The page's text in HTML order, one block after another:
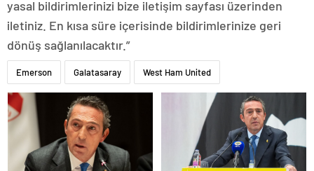
yasal bildirimlerinizi bize iletişim sayfası üzerinden
iletiniz. En kısa süre içerisinde bildirimlerinize geri
dönüş sağlanılacaktır.”
Emerson Galatasaray West Ham United